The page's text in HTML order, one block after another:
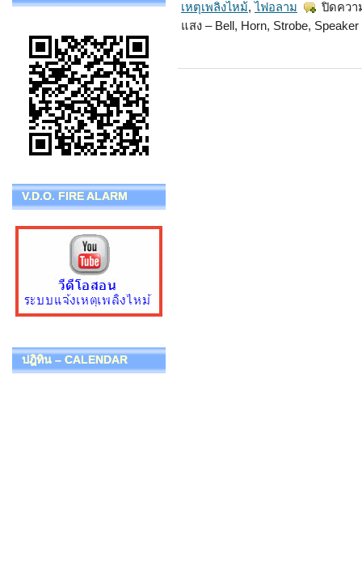
V.D.O. FIRE ALARM
ปฎิทิน – CALENDAR
เหตุเพลิงไหม้, ไฟอลาม
ปิดควา
แสง – Bell, Horn, Strobe, Speaker